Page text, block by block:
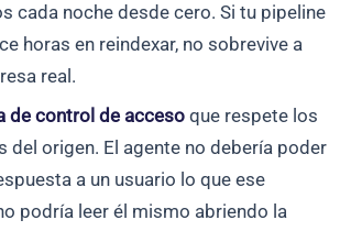
cada noche desde cero. Si tu pipeline
horas en reindexar, no sobrevive a
real.
de control de acceso que respete los
del origen. El agente no debería poder
a un usuario lo que ese
podría leer él mismo abriendo la